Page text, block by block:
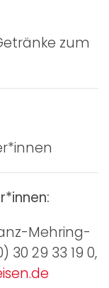
zum
Mehring-
30 29 33 19 0,